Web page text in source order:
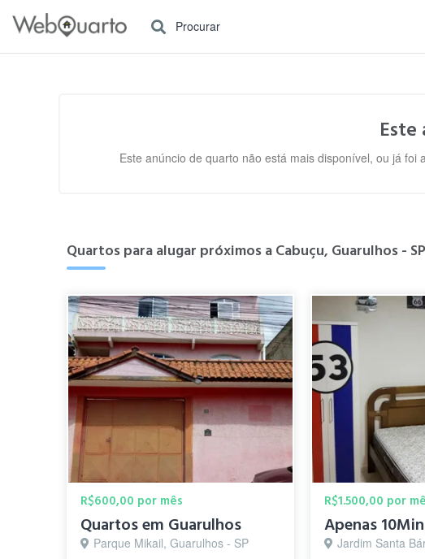
Procurar
Este anúncio de quarto não está mais disponível, ou já
Quartos para alugar próximos a Cabuçu, Guarulhos - SP
R$600,00 por mês
Quartos em Guarulhos
Parque Mikail, Guarulhos - SP
R$1.500,00 por
Jardim Santa